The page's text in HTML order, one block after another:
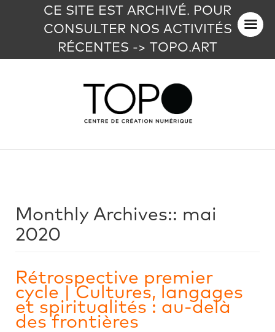
CE SITE EST ARCHIVÉ. POUR
CONSULTER NOS ACTIVITÉS
RÉCENTES -> TOPO.ART
Monthly Archives:: mai
2020
Rétrospective premier
cycle | Cultures, langages
et spiritualités : au-delà
des frontières